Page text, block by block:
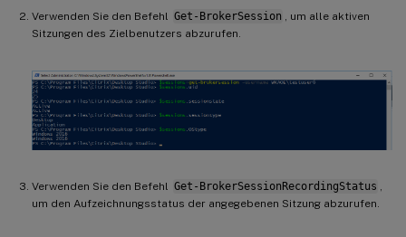
Verwenden Sie den Befehl Get-BrokerSession , um alle aktiven
Sitzungen des Zielbenutzers abzurufen.
Verwenden Sie den Befehl Get-BrokerSessionRecordingStatus ,
um den Aufzeichnungsstatus der angegebenen Sitzung abzurufen.